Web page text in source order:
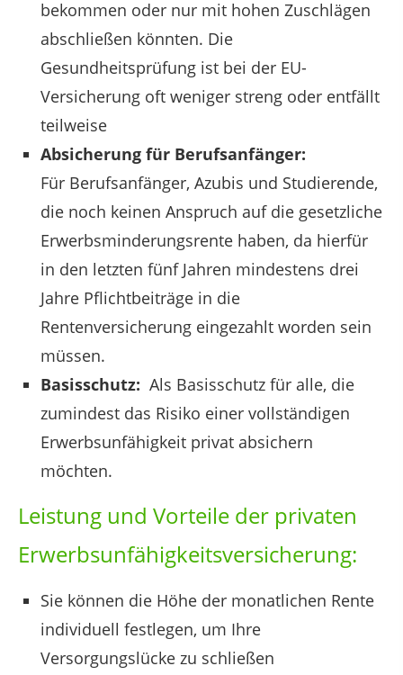
bekommen oder nur mit hohen Zuschlägen
abschließen könnten. Die
Gesundheitsprüfung ist bei der EU-
Versicherung oft weniger streng oder entfällt
teilweise
Absicherung für Berufsanfänger:
Für Berufsanfänger, Azubis und Studierende,
die noch keinen Anspruch auf die gesetzliche
Erwerbsminderungsrente haben, da hierfür
in den letzten fünf Jahren mindestens drei
Jahre Pflichtbeiträge in die
Rentenversicherung eingezahlt worden sein
müssen.
Basisschutz: Als Basisschutz für alle, die
zumindest das Risiko einer vollständigen
Erwerbsunfähigkeit privat absichern
möchten.
Leistung und Vorteile der privaten
Erwerbsunfähigkeitsversicherung:
Sie können die Höhe der monatlichen Rente
individuell festlegen, um Ihre
Versorgungslücke zu schließen